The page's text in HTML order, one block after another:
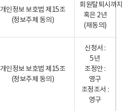
개인정보 보호법 제15조
(정보주체 동의)
회원탈퇴시까
혹은 2년
(재동의)
개인정보 보호법 제15조
(정보주체 동의)
신청서 :
5년
조정안 :
영구
조정조서 :
영구